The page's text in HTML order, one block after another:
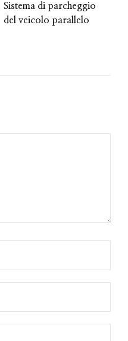
Sistema di parcheggio
del veicolo parallelo